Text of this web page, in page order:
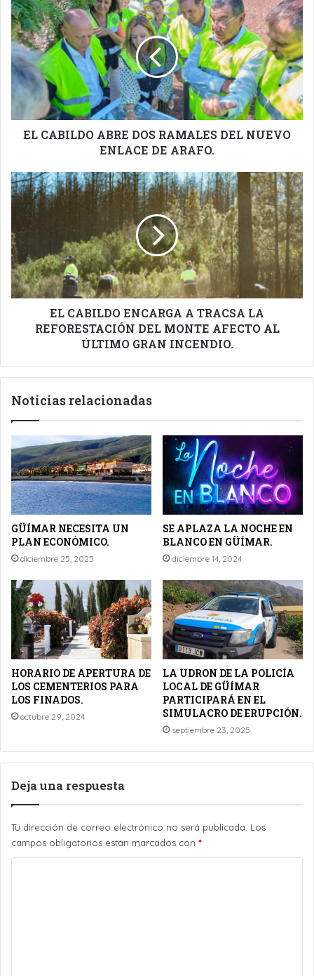
CABILDO
ABRE
DOS
RAMALES
DEL
NUEVO
ENLACE
DE
ARAFO.
EL CABILDO ABRE DOS RAMALES DEL NUEVO
ENLACE DE ARAFO.
EL
CABILDO
ENCARGA
TRACSA
LA
REFORESTACIÓN
DEL
MONTE
INCENDIO.
EL CABILDO ENCARGA A TRACSA LA
REFORESTACIÓN DEL MONTE AFECTO AL
ÚLTIMO GRAN INCENDIO.
Noticias relacionadas
GÜÍMAR NECESITA UN
PLAN ECONÓMICO.
diciembre 25, 2025
SE APLAZA LA NOCHE EN
BLANCO EN GÜÍMAR.
diciembre 14, 2024
HORARIO DE APERTURA DE
LOS CEMENTERIOS PARA
LOS FINADOS.
octubre 29, 2024
LA UDRON DE LA POLICÍA
LOCAL DE GÜÍMAR
PARTICIPARÁ EN EL
SIMULACRO DE ERUPCIÓN.
septiembre 23, 2025
Deja una respuesta
Tu dirección de correo electrónico no será publicada. Los
campos obligatorios están marcados con *